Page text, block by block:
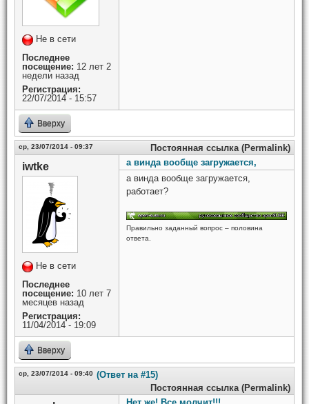
Не в сети
Последнее
посещение: 12 лет 2
недели назад
Регистрация:
22/07/2014 - 15:57
Вверху
ср, 23/07/2014 - 09:37 Постоянная ссылка (Permalink)
iwtke
Не в сети
Последнее
посещение: 10 лет 7
месяцев назад
Регистрация:
11/04/2014 - 19:09
а винда вообще загружается,
а винда вообще загружается,
работает?
Правильно заданный вопрос – половина
ответа.
Вверху
ср, 23/07/2014 - 09:40 (Ответ на #15)
Постоянная ссылка (Permalink)